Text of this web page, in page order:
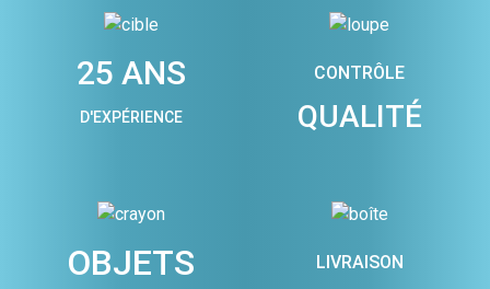
25 ANS
D'EXPÉRIENCE
CONTRÔLE
QUALITÉ
OBJETS LIVRAISON